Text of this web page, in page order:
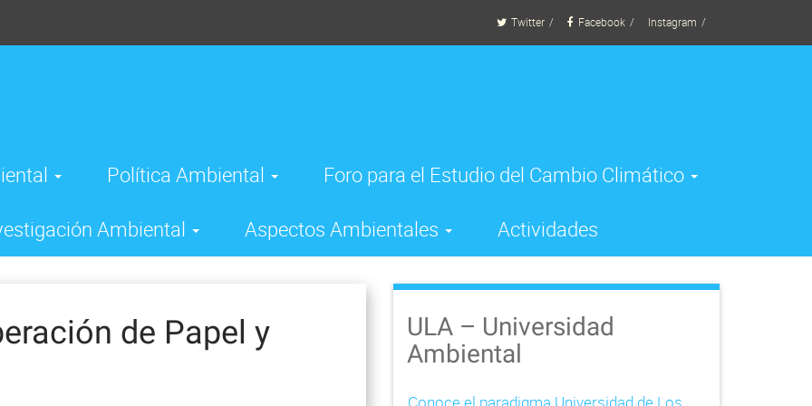
Twitter Facebook Instagram
Política Ambiental Foro para el Estudio del Cambio Climático
Ambiental Aspectos Ambientales Actividades
de Papel y
ULA – Universidad
Ambiental